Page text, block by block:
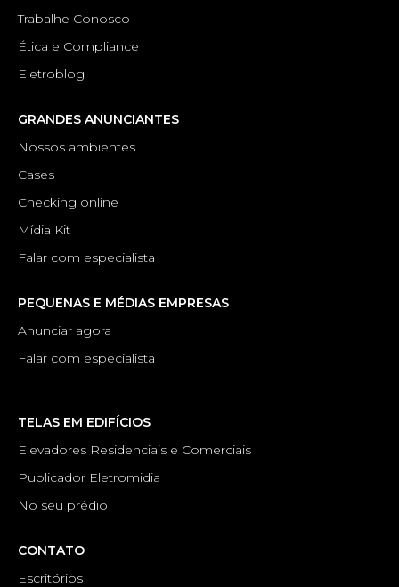
Trabalhe Conosco
Ética e Compliance
Eletroblog
GRANDES ANUNCIANTES
Nossos ambientes
Cases
Checking online
Mídia Kit
Falar com especialista
PEQUENAS E MÉDIAS EMPRESAS
Anunciar agora
Falar com especialista
TELAS EM EDIFÍCIOS
Elevadores Residenciais e Comerciais
Publicador Eletromidia
No seu prédio
CONTATO
Escritórios